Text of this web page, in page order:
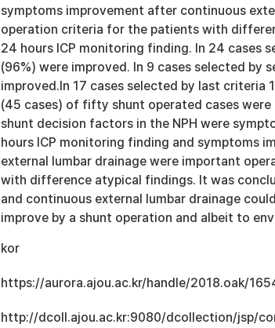
symptoms improvement after continuous
operation criteria for the patients with
24 hours ICP monitoring finding. In 24 cases
(96%) were improved. In 9 cases selected by
improved.In 17 cases selected by last criteria
(45 cases) of fifty shunt operated cases were
shunt decision factors in the NPH were
hours ICP monitoring finding and symptoms
external lumbar drainage were important
with difference atypical findings. It was
and continuous external lumbar drainage
improve by a shunt operation and albeit to
kor
https://aurora.ajou.ac.kr/handle/2018.oak/
http://dcoll.ajou.ac.kr:9080/dcollection/jsp/